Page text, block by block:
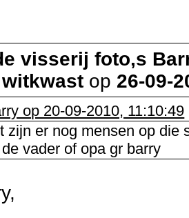
visserij foto,s
witkwast op 26-09-
op 20-09-2010, 11:10:49
zijn er nog mensen op die
vader of opa gr barry